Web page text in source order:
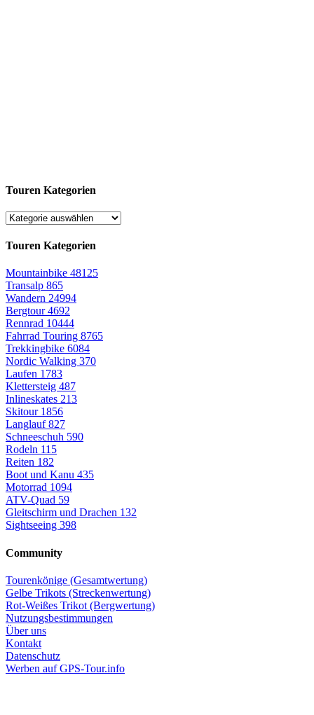
Touren Kategorien
Touren Kategorien
Mountainbike 48125
Transalp 865
Wandern 24994
Bergtour4692
Rennrad 10444
Fahrrad Touring 8765
Trekkingbike 6084
Nordic Walking 370
Laufen 1783
Klettersteig 487
Inlineskates 213
Skitour 1856
Langlauf827
Schneeschuh 590
Rodeln 115
Reiten 182
Boot und Kanu 435
Motorrad 1094
ATV-Quad 59
Gleitschirm und Drachen 132
Sightseeing 398
Community
Tourenkönige (Gesamtwertung)
Gelbe Trikots (Streckenwertung)
Rot-Weißes Trikot (Bergwertung)
Nutzungsbestimmungen
Über uns
Kontakt
Datenschutz
Werben auf GPS-Tour.info